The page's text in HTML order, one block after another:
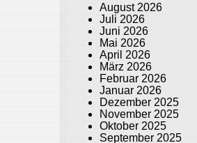
August 2026
Juli 2026
Juni 2026
Mai 2026
April 2026
März 2026
Februar 2026
Januar 2026
Dezember 2025
November 2025
Oktober 2025
September 2025